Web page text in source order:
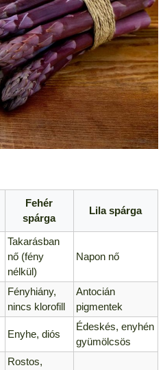
Fehér
spárga
Lila spárga
Takarásban
nő (fény
nélkül)
Napon nő
Fényhiány,
nincs klorofill
Antocián
pigmentek
Enyhe, diós
Édeskés, enyhén
gyümölcsös
Rostos,